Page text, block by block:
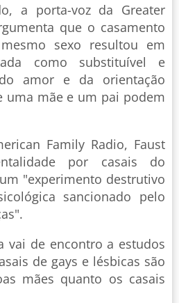
a porta-voz da Greater
que o casamento
sexo resultou em
como substituível e
amor e da orientação
uma mãe e um pai podem
Family Radio, Faust
por casais do
"experimento destrutivo
sancionado pelo
vai de encontro a estudos
de gays e lésbicas são
mães quanto os casais